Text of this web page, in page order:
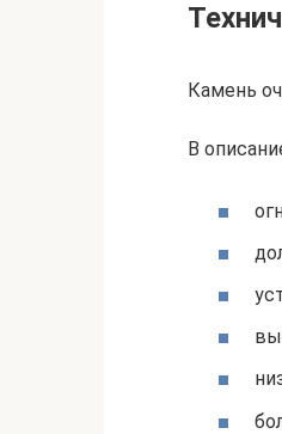
Камень
В